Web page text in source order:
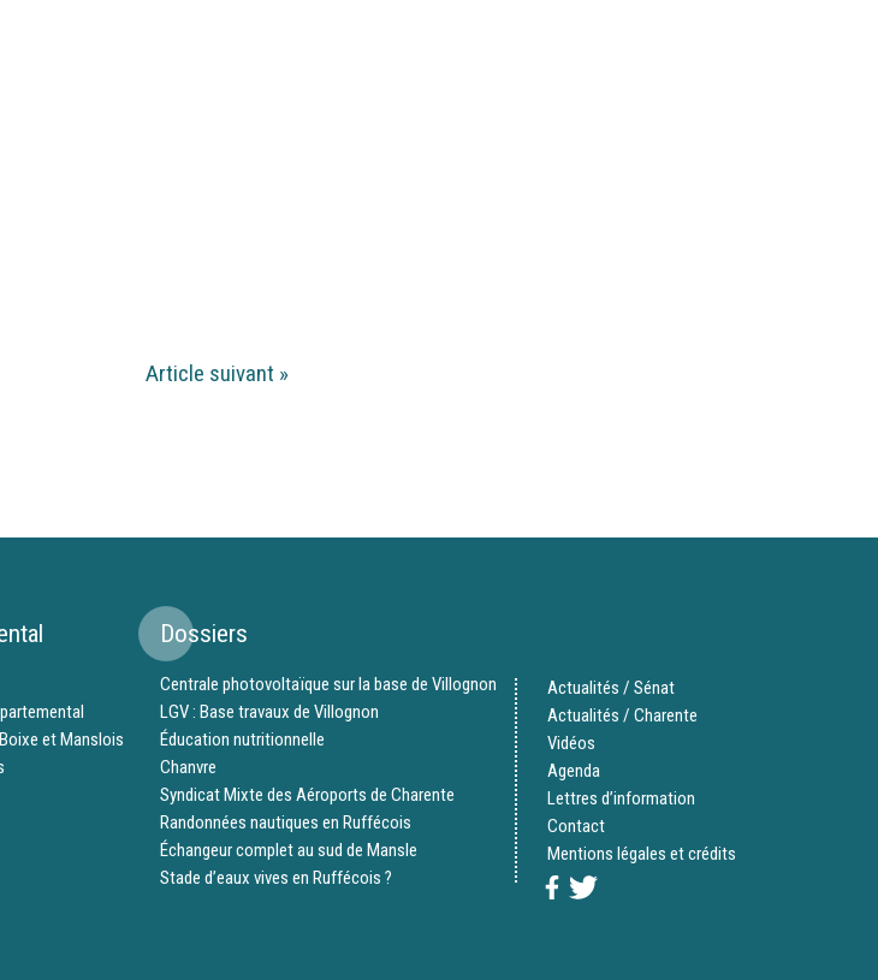
Article suivant »
et Manslois
Dossiers
Centrale photovoltaïque sur la base de Villognon
LGV : Base travaux de Villognon
Éducation nutritionnelle
Chanvre
Syndicat Mixte des Aéroports de Charente
Randonnées nautiques en Ruffécois
Échangeur complet au sud de Mansle
Stade d’eaux vives en Ruffécois ?
Actualités / Sénat
Actualités / Charente
Vidéos
Agenda
Lettres d’information
Contact
Mentions légales et crédits